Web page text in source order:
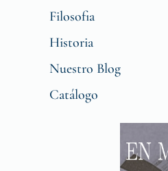
Filosofia
Historia
Nuestro Blog
Catálogo